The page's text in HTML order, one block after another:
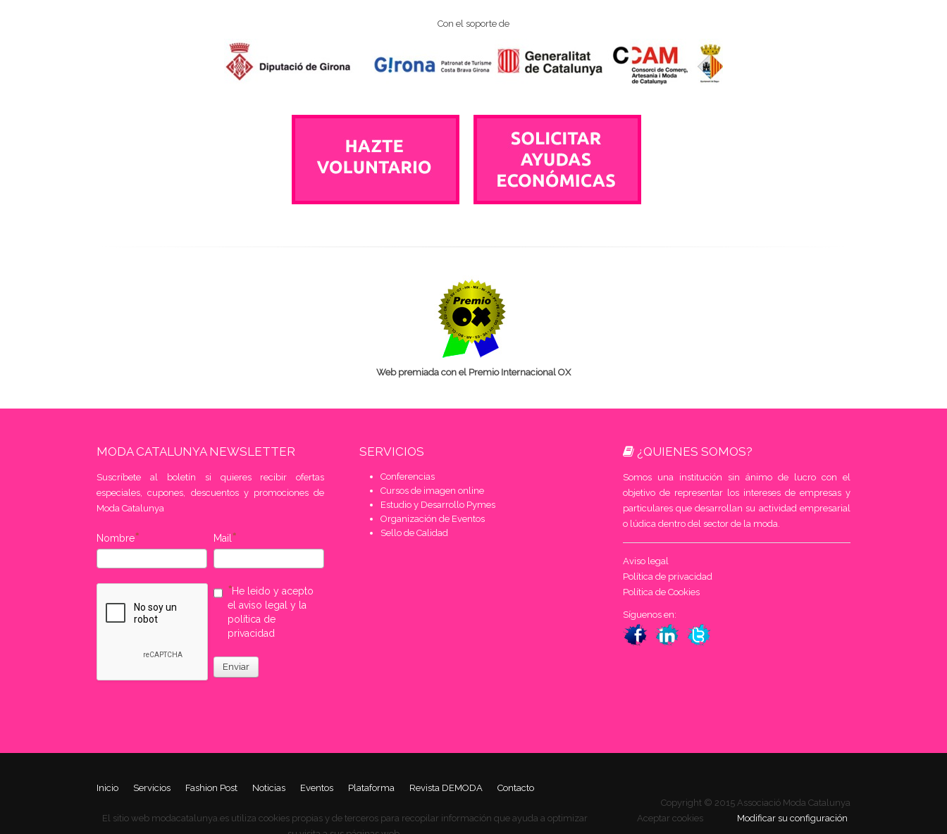
Con el soporte de
Web premiada con el Premio Internacional OX
MODA CATALUNYA NEWSLETTER
Suscríbete al boletín si quieres recibir ofertas
especiales, cupones, descuentos y promociones de
Moda Catalunya
Nombre Mail
He leido y acepto
el aviso legal y la
política de
privacidad
Enviar
SERVICIOS
Conferencias
Cursos de imagen online
Estudio y Desarrollo Pymes
Organización de Eventos
Sello de Calidad
¿QUIENES SOMOS?
Somos una institución sin ánimo de lucro con el
objetivo de representar los intereses de empresas y
particulares que desarrollan su actividad empresarial
o lúdica dentro del sector de la moda.
Aviso legal
Política de privacidad
Política de Cookies
Síguenos en:
Inicio Servicios Fashion Post Noticias Eventos Plataforma Revista DEMODA
Contacto
Copyright © 2015 Associació Moda Catalunya
El sitio web modacatalunya.es utiliza cookies propias y de terceros para recopilar información que ayuda a optimizar
Aceptar cookies Modificar su configuración